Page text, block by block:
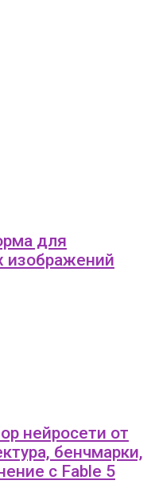
для
изображений
нейросети от
бенчмарки,
с Fable 5